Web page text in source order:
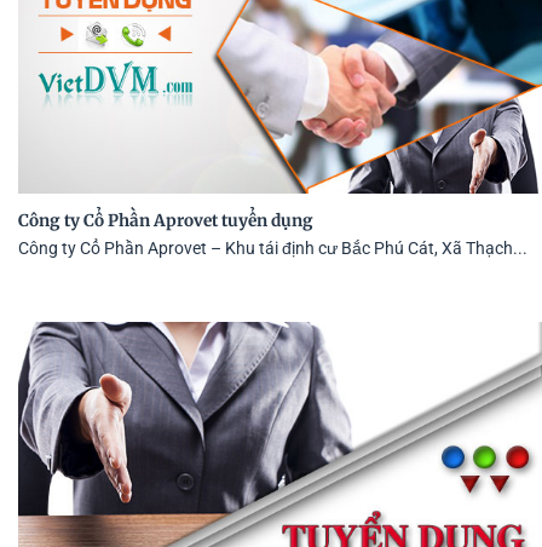
Công ty Cổ Phần Aprovet tuyển dụng
Công ty Cổ Phần Aprovet – Khu tái định cư Bắc Phú Cát, Xã Thạch...